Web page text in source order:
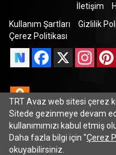
İletişim
Kullanım Şartları
Gizlilik
Çerez Politikası
Facebook
X
Odnoklassniki
TRT Avaz web sitesi çerez
Sitede gezinmeye devam
kullanımımızı kabul etmiş
Daha fazla bilgi için "Çerez
okuyabilirsiniz.